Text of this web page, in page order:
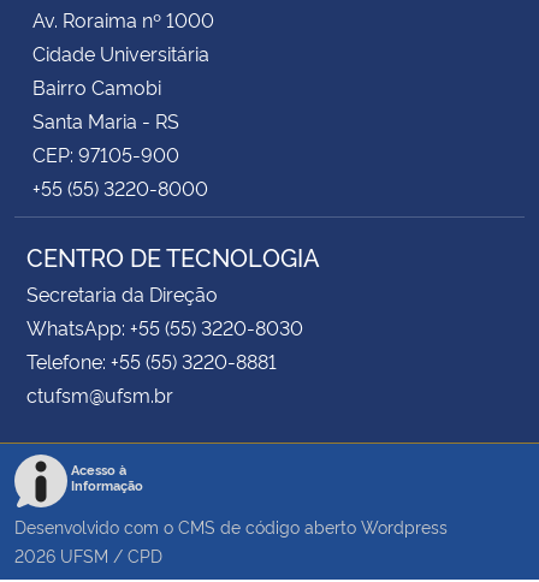
Av. Roraima nº 1000
Cidade Universitária
Bairro Camobi
Santa Maria - RS
CEP: 97105-900
+55 (55) 3220-8000
CENTRO DE TECNOLOGIA
Secretaria da Direção
WhatsApp: +55 (55) 3220-8030
Telefone: +55 (55) 3220-8881
ctufsm@ufsm.br
Acesso à
Informação
Desenvolvido com o CMS de código aberto Wordpress
2026 UFSM / CPD